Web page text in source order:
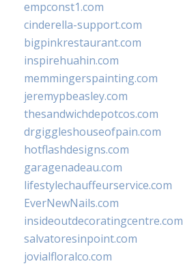
empconst1.com
cinderella-support.com
bigpinkrestaurant.com
inspirehuahin.com
memmingerspainting.com
jeremypbeasley.com
thesandwichdepotcos.com
drgiggleshouseofpain.com
hotflashdesigns.com
garagenadeau.com
lifestylechauffeurservice.com
EverNewNails.com
insideoutdecoratingcentre.com
salvatoresinpoint.com
jovialfloralco.com